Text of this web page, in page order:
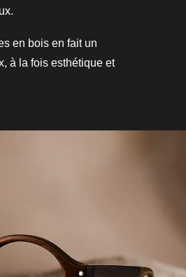
en bois en fait un
à la fois esthétique et